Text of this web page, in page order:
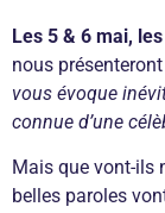
Les 5 & 6 mai,
nous
vous évoque
connue d’une
Mais que vont-ils
belles paroles